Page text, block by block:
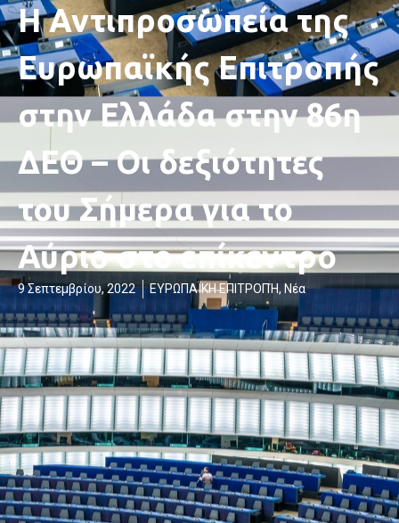
H Αντιπροσωπεία της
Ευρωπαϊκής Επιτροπής
στην Ελλάδα στην 86η
ΔΕΘ – Οι δεξιότητες
του Σήμερα για το
Αύριο στο επίκεντρο
9 Σεπτεμβρίου, 2022 ΕΥΡΩΠΑΪΚΗ ΕΠΙΤΡΟΠΉ, Νέα